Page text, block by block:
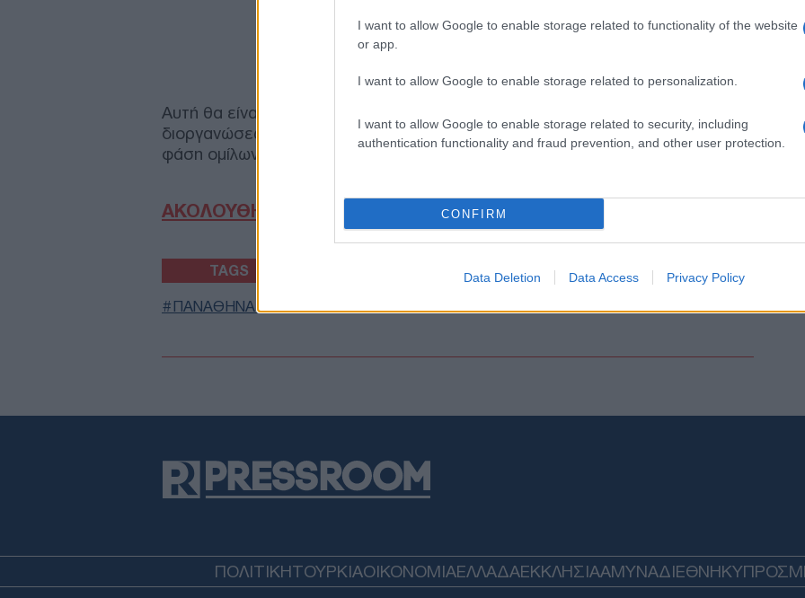
I want to allow Google to enable storage related to functionality of the website
or app.
I want to allow Google to enable storage related to personalization.
I want to allow Google to enable storage related to security, including
authentication functionality and fraud prevention, and other user protection.
CONFIRM
Data Deletion Data Access Privacy Policy
Αυτή θα είναι η 4η συμμετοχή της
διοργανώσεων, χωρίς ωστόσο να έχει καταφέρει μέχρι σήμερα να φτάσει σε
φάση ομίλων ή League Phase
ΑΚΟΛΟΥΘΗΣΤΕ ΜΑΣ ΣΤΟ GOOGLE NEWS ΚΑΝΟΝΤΑΣ ΚΛΙΚ ΕΔΩ
TAGS
ΠΑΝΑΘΗΝΑΙΚΟΣ ΠΟΔΟΣΦΑΙΡΟ ΠΑΚΣΙ EUROPA CONFERENCE LEAGUE
ΠΟΛΙΤΙΚΗΤΟΥΡΚΙΑΟΙΚΟΝΟΜΙΑΕΛΛΑΔΑΕΚΚΛΗΣΙΑΑΜΥΝΑΔΙΕΘΝΗΚΥΠΡΟΣ